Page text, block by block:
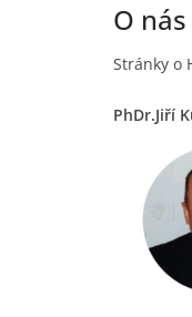
O nás
Stránky o
PhDr.Jiří